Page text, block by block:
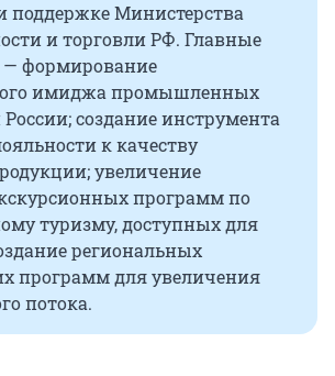
поддержке Министерства
и торговли РФ. Главные
— формирование
имиджа промышленных
создание инструмента
к качеству
увеличение
программ по
туризму, доступных для
региональных
программ для увеличения
потока.